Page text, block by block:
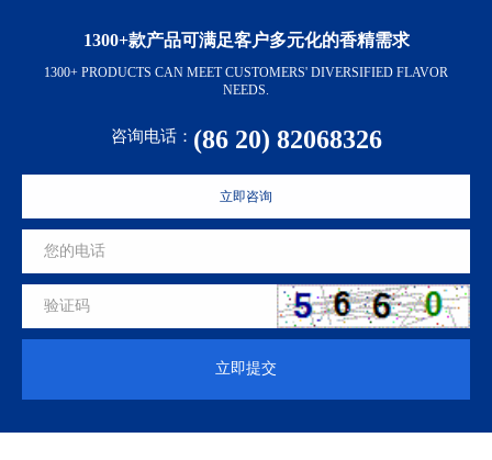
1300+款产品可满足客户多元化的香精需求
1300+ PRODUCTS CAN MEET CUSTOMERS' DIVERSIFIED FLAVOR
NEEDS.
咨询电话： (86 20) 82068326
立即咨询
立即提交